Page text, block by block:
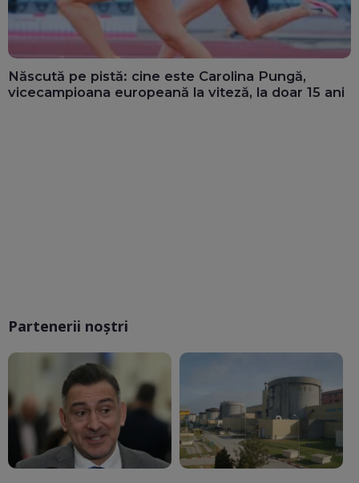
Născută pe pistă: cine este Carolina Pungă,
vicecampioana europeană la viteză, la doar 15 ani
Partenerii noștri